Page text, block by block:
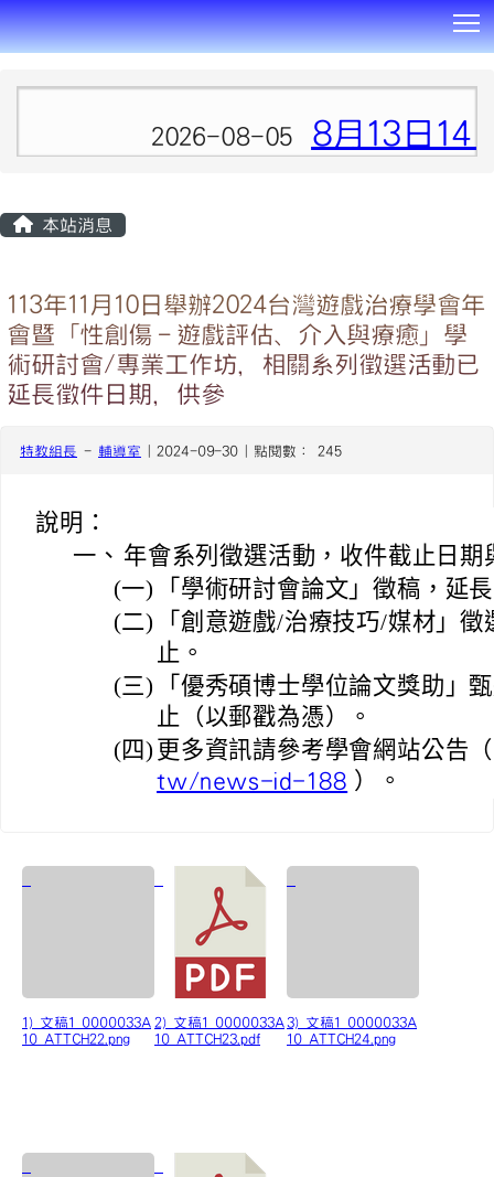
2026-08-05 8月13日
本站消息
113年11月10日舉辦2024台灣遊戲治療學會年
會暨「性創傷－遊戲評估、介入與療癒」學
術研討會/專業工作坊，相關系列徵選活動已
延長徵件日期，供參
特教組長 - 輔導室 | 2024-09-30 | 點閱數： 245
說明：
一、 年會系列徵選活動，收件截止日期
(一)
「學術研討會論文」徵稿，延
(二)
「創意遊戲/治療技巧/媒材」
止。
(三)
「優秀碩博士學位論文獎助」
止（以郵戳為憑）。
(四) 更多資訊請參考學會網站公告
tw/news-id-188 ）。
1) 文稿1_0000033A
10_ATTCH22.png
2) 文稿1_0000033A
10_ATTCH23.pdf
3) 文稿1_0000033A
10_ATTCH24.png